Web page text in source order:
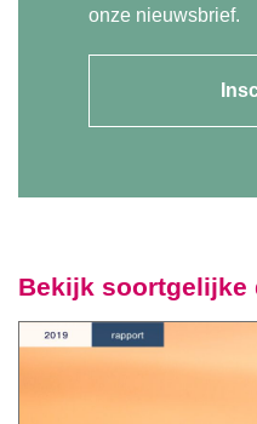
onze nieuwsbrief.
Bekijk soortgelijke